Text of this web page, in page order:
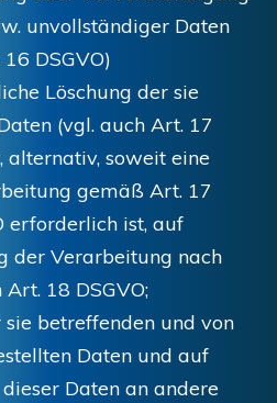
unvollständiger Daten
DSGVO)
Löschung der sie
(vgl. auch Art. 17
alternativ, soweit eine
gemäß Art. 17
erforderlich ist, auf
der Verarbeitung nach
18 DSGVO;
betreffenden und von
Daten und auf
Daten an andere